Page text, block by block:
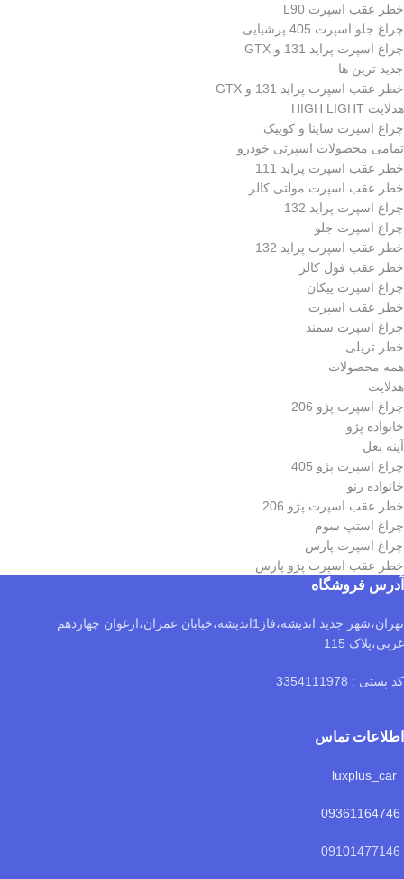
خطر عقب اسپرت L90
چراغ جلو اسپرت 405 پرشیایی
چراغ اسپرت پراید 131 و GTX
جدید ترین ها
خطر عقب اسپرت پراید 131 و GTX
هدلایت HIGH LIGHT
چراغ اسپرت ساینا و کوییک
تمامی محصولات اسپرتی خودرو
خطر عقب اسپرت پراید 111
خطر عقب اسپرت مولتی کالر
چراغ اسپرت پراید 132
چراغ اسپرت جلو
خطر عقب اسپرت پراید 132
خطر عقب فول کالر
چراغ اسپرت پیکان
خطر عقب اسپرت
چراغ اسپرت سمند
خطر تریلی
همه محصولات
هدلایت
چراغ اسپرت پژو 206
خانواده پژو
آینه بغل
چراغ اسپرت پژو 405
خانواده رنو
خطر عقب اسپرت پژو 206
چراغ استپ سوم
چراغ اسپرت پارس
خطر عقب اسپرت پژو پارس
آدرس فروشگاه
تهران،شهر جدید اندیشه،فاز1اندیشه،خیابان عمران،ارغوان چهاردهم
غربی،پلاک 115
کد پستی : 3354111978
اطلاعات تماس
09361164746